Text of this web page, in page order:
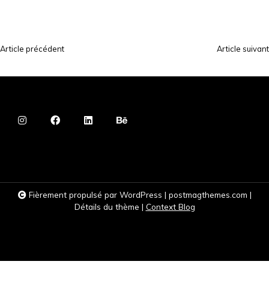
N
i
e
Article précédent Article suivant
Fièrement propulsé par WordPress | postmagthemes.com |
Détails du thème | Context Blog